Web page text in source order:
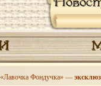
«Лавочка Фондучка» —